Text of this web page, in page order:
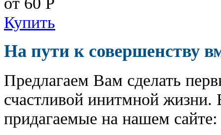
Купить
На пути к совершенству
Предлагаем Вам сделать
счастливой инитмной жизни.
придагаемые на нашем сайте: